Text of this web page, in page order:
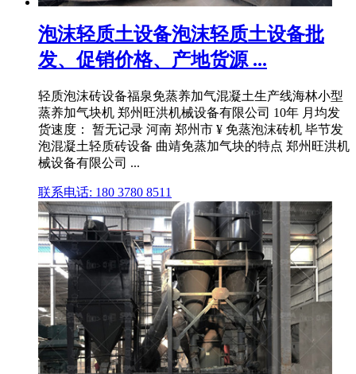
泡沫轻质土设备泡沫轻质土设备批
发、促销价格、产地货源 ...
轻质泡沫砖设备福泉免蒸养加气混凝土生产线海林小型
蒸养加气块机 郑州旺洪机械设备有限公司 10年 月均发
货速度： 暂无记录 河南 郑州市 ¥ 免蒸泡沫砖机 毕节发
泡混凝土轻质砖设备 曲靖免蒸加气块的特点 郑州旺洪机
械设备有限公司 ...
联系电话: 180 3780 8511